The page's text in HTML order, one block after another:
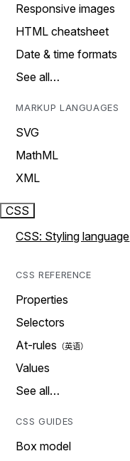
Responsive images
HTML cheatsheet
Date & time formats
See all…
MARKUP LANGUAGES
SVG
MathML
XML
CSS
CSS: Styling language
CSS REFERENCE
Properties
Selectors
At-rules
Values
See all…
CSS GUIDES
Box model